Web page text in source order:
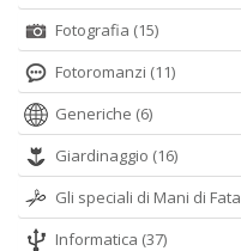
Fotografia (15)
Fotoromanzi (11)
Generiche (6)
Giardinaggio (16)
Gli speciali di Mani di Fata
Informatica (37)